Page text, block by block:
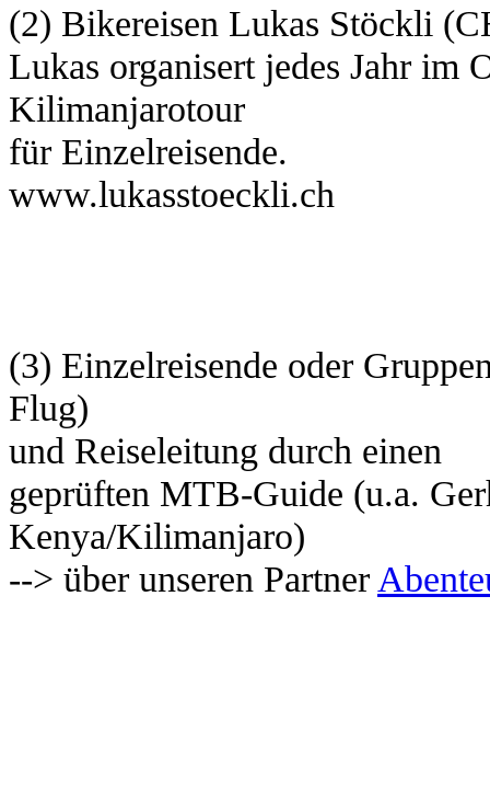
(2) Bikereisen Lukas Stöckli
Lukas organisert jedes Jahr im
Kilimanjarotour
für Einzelreisende.
www.lukasstoeckli.ch
(3) Einzelreisende oder
Flug)
und Reiseleitung durch einen
geprüften MTB-Guide (u.a.
Kenya/Kilimanjaro)
--> über unseren Partner